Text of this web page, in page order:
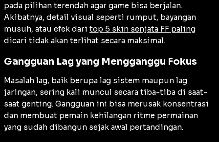
pada pilihan terendah agar game bisa berjalan.
Akibatnya, detail visual seperti rumput, bayangan
musuh, atau efek dari top 5 skin senjata FF paling
dicari tidak akan terlihat secara maksimal.
Gangguan Lag yang Mengganggu Fokus
Masalah lag, baik berupa lag sistem maupun lag
jaringan, sering kali muncul secara tiba-tiba di saat-
saat genting. Gangguan ini bisa merusak konsentrasi
dan membuat pemain kehilangan ritme permainan
yang sudah dibangun sejak awal pertandingan.